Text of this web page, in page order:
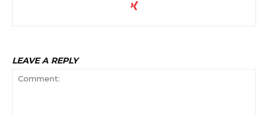
LEAVE A REPLY